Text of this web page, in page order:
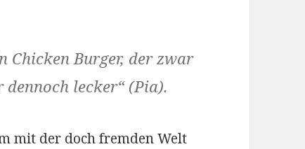
Chicken Burger, der zwar
dennoch lecker“ (Pia).
mit der doch fremden Welt